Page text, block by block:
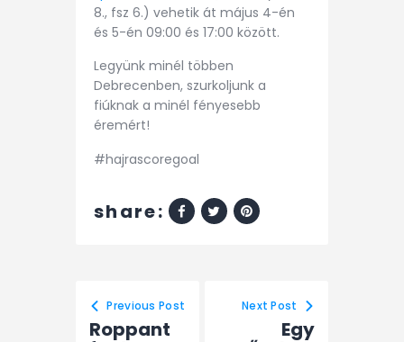
8., fsz 6.) vehetik át május 4-én
és 5-én 09:00 és 17:00 között.
Legyünk minél többen
Debrecenben, szurkoljunk a
fiúknak a minél fényesebb
éremért!
#hajrascoregoal
share:
Previous Post
Roppant
Next Post
Egy